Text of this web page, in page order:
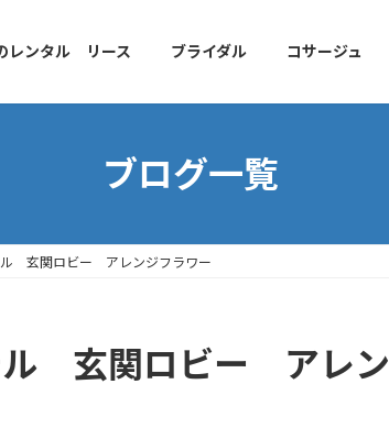
レンタル リース ブライダル コサージュ
ブログ一覧
玄関ロビー アレンジフラワー
ル 玄関ロビー アレン